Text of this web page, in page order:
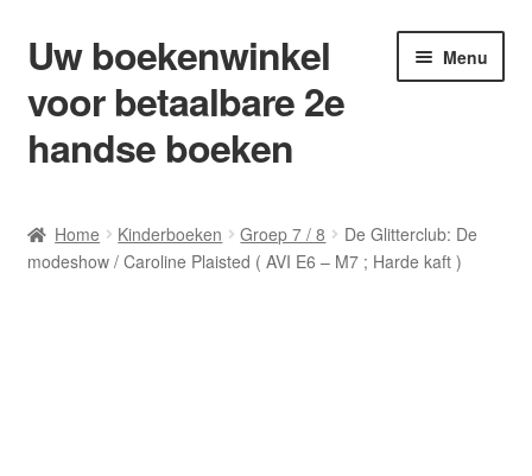
Ga
door
naar
navigatie
Ga
naar
de
inhoud
Uw boekenwinkel
voor betaalbare 2e
handse boeken
Menu
Afrekenen
Home Kinderboeken Groep 7 / 8
De Glitterclub: De
modeshow / Caroline Plaisted ( AVI E6 – M7 ; Harde kaft )